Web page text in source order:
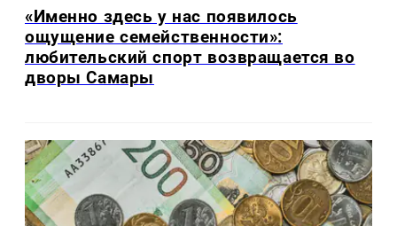
«Именно здесь у нас появилось
ощущение семейственности»:
любительский спорт возвращается во
дворы Самары